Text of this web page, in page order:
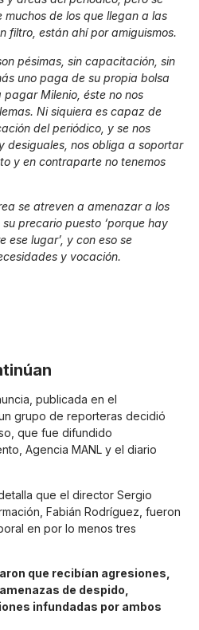
de los que llegan a las
filtro, están ahí por amiguismos.
pésimas, sin capacitación, sin
uno paga de su propia bolsa
Milenio, éste no nos
Ni siquiera es capaz de
del periódico, y se nos
desiguales, nos obliga a soportar
y en contraparte no tenemos
se atreven a amenazar a los
precario puesto ‘porque hay
ese lugar’, y con eso se
y vocación.
publicada en el
grupo de reporteras decidió
que fue difundido
, Agencia MANL y el diario
que el director Sergio
Fabián Rodríguez, fueron
en por lo menos tres
que recibían agresiones,
de despido,
infundadas por ambos